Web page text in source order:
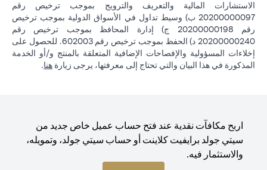
الاستشارات المالية والتعريف والترويج بموجب ترخيص رقم
20200000097 ب) وسيط تداول في الأسواق الدولية بموجب ترخيص
رقم 20200000198 ج) إدارة المحافظ بموجب ترخيص رقم
20200000240 د) الحفظ بموجب ترخيص رقم 602003. للحصول على
إخلاءات المسؤولية والإفصاحات الإضافية المتعلقة بالمنتج و/أو الخدمة
المذكورة في هذا البيان والتي تحتاج إلى معرفتها، يرجى زيارة هنا.
اربح مكافآت نقدية عند فتح حساب عميل خاص جديد من
سيتي جولد برايفيت كلاينت أو حساب سيتي جولد، وتمويله،
والاستثمار فيه.